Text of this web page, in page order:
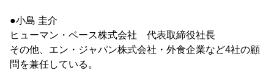
●小島 圭介
ヒューマン・ベース株式会社 代表取締役社長
その他、エン・ジャパン株式会社・外食企業など4社の顧
問を兼任している。